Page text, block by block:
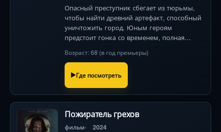
Опасный преступник сбегает из тюрьмы,
чтобы найти древний артефакт, способный
уничтожить город. Юным героям
предстоит гонка со временем, полная
поворотов .
Возраст: 68 (в год премьеры)
Где посмотреть
Пожиратель грехов
фильм 2024